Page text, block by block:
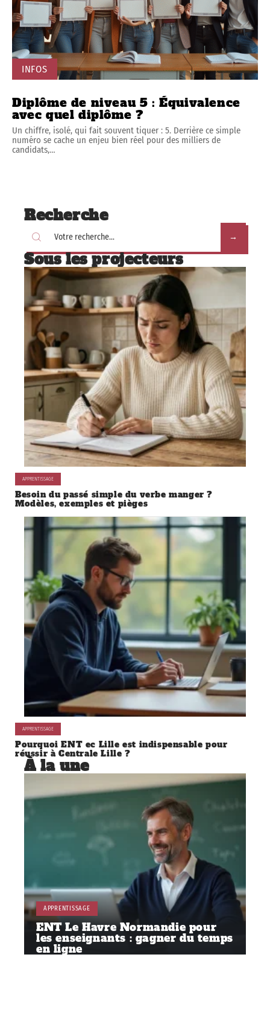
INFOS
Diplôme de niveau 5 : Équivalence
avec quel diplôme ?
Un chiffre, isolé, qui fait souvent tiquer : 5. Derrière ce simple
numéro se cache un enjeu bien réel pour des milliers de
candidats,…
Recherche
Sous les projecteurs
APPRENTISSAGE
Besoin du passé simple du verbe manger ?
Modèles, exemples et pièges
APPRENTISSAGE
Pourquoi ENT ec Lille est indispensable pour
réussir à Centrale Lille ?
À la une
APPRENTISSAGE
ENT Le Havre Normandie pour
les enseignants : gagner du temps
en ligne